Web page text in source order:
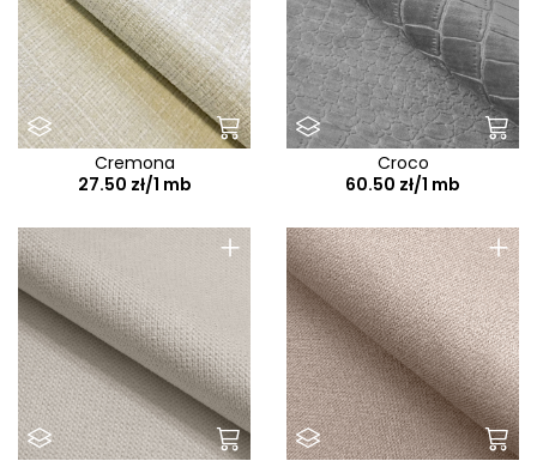
Cremona
27.50 zł/1 mb
Croco
60.50 zł/1 mb
+ +